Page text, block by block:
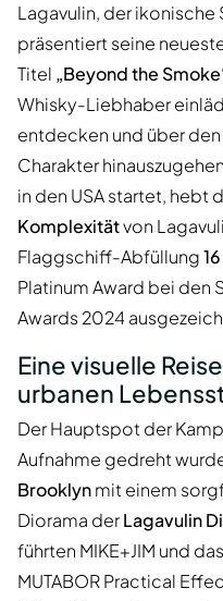
Lagavulin, der ikonische
präsentiert seine
Titel „Beyond the
Whisky-Liebhaber
entdecken und über
Charakter
in den USA startet, hebt
Komplexitätvon
Flaggschiff-Abfüllung
Platinum Award bei den
Awards 2024
Eine visuelle
urbanen
Der Hauptspot der
Aufnahme gedreht
Brooklynmit einem
Diorama derLagavulin
führten MIKE+JIM und
MUTABOR Practical